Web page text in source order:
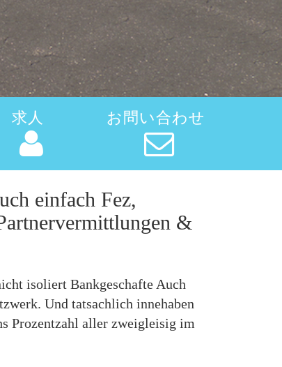
求人 お問い合わせ
einfach Fez,
&
isoliert Bankgeschafte Auch
Und tatsachlich innehaben
Prozentzahl aller zweigleisig im